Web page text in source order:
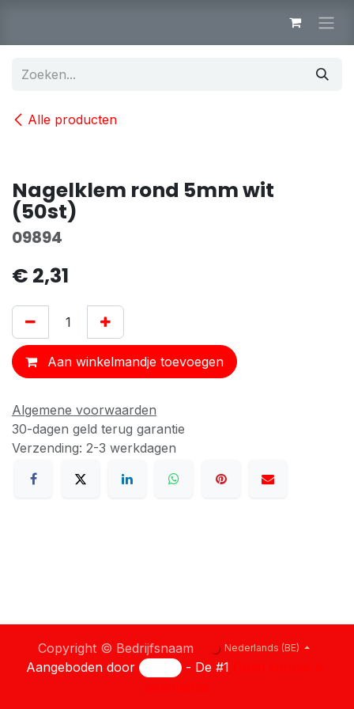
Alle producten
Nagelklem rond 5mm wit
(50st)
09894
€ 2,31
Aan winkelmandje toevoegen
Algemene voorwaarden
30-dagen geld terug garantie
Verzending: 2-3 werkdagen
Copyright © Bedrijfsnaam Nederlands (BE)
Aangeboden door - De #1